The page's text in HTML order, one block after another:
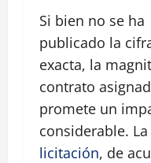
Si bien no se ha
publicado la
exacta, la
contrato
promete un
considerable. La
licitación, de